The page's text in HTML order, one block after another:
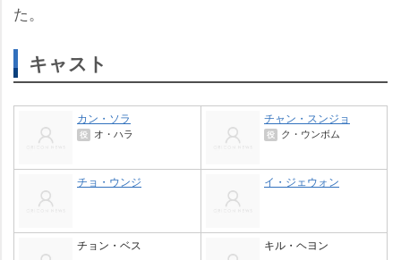
た。
キャスト
カン・ソラ
役 オ・ハラ
チャン・スンジョ
役 ク・ウンボム
チョ・ウンジ イ・ジェウォン
チョン・ベス キル・ヘヨン